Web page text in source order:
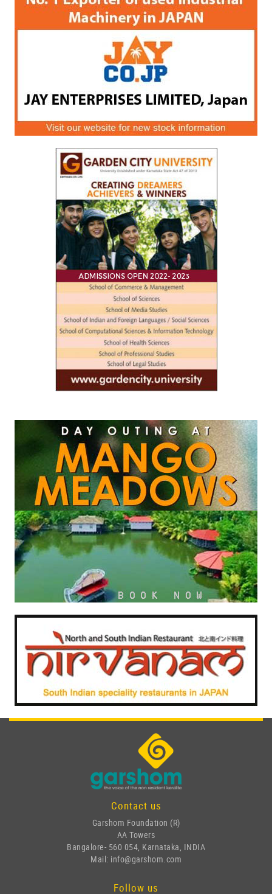
Contact us
Garshom Foundation (R)
AA Towers
Bangalore- 560 054, Karnataka, INDIA
Mail: info@garshom.com
Follow us